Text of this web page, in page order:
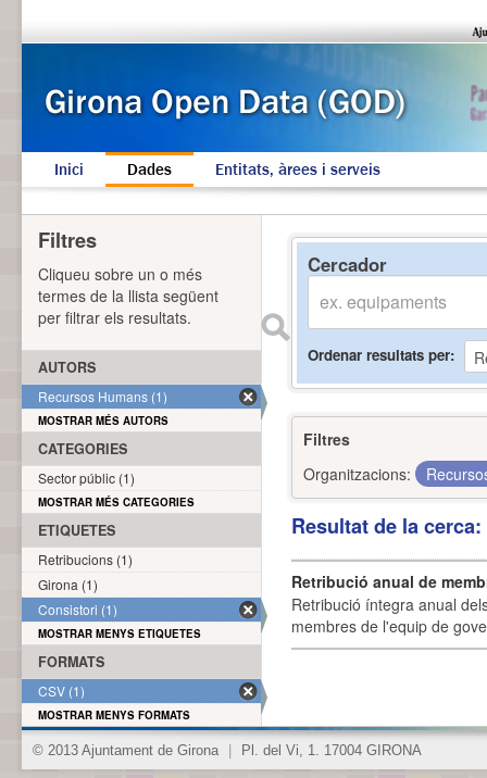
Inici Dades Entitats, àrees i serveis
Cercador
Ordenar resultats per
Filtres
Organitzacions:
Resultat de la
Retribució anual de
Retribució íntegra anual
membres de l'equip de
Filtres
Cliqueu sobre un o més
termes de la llista següent
per filtrar els resultats.
AUTORS
Recursos Humans (1)
MOSTRAR MÉS AUTORS
CATEGORIES
Sector públic (1)
MOSTRAR MÉS CATEGORIES
ETIQUETES
Retribucions (1)
Girona (1)
Consistori (1)
MOSTRAR MENYS ETIQUETES
FORMATS
CSV (1)
MOSTRAR MENYS FORMATS
© 2013 Ajuntament de Girona Pl. del Vi, 1. 17004 GIRONA